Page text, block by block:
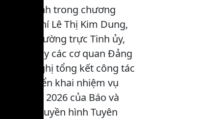
dung chính trong chương
Đồng chí Lê Thị Kim Dung,
Bí thư Thường trực Tinh ủy,
Đảng ủy các cơ quan Đảng
dự hội nghị tổng kết công tác
2025, triển khai nhiệm vụ
tác năm 2026 của Báo và
thanh, truyền hình Tuyên